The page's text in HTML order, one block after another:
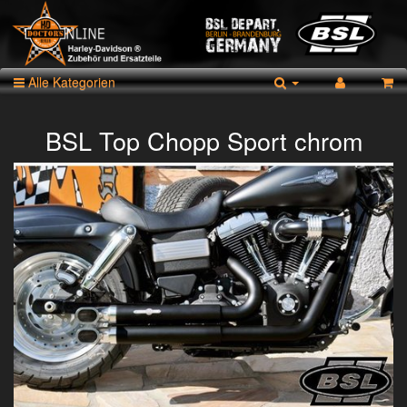
Alle Kategorien
BSL Top Chopp Sport chrom